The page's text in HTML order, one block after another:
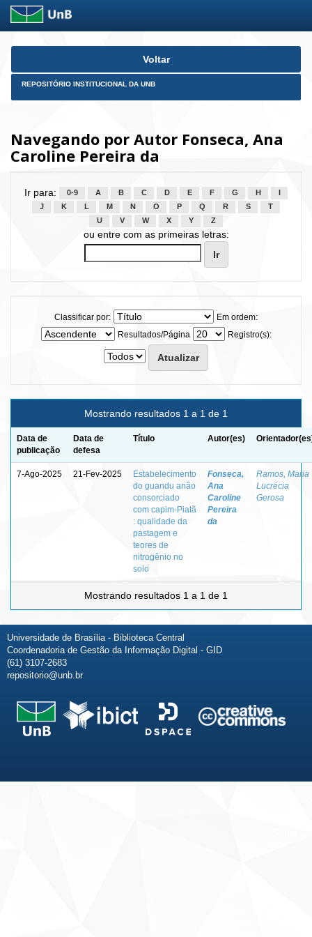
Skip
Voltar
REPOSITÓRIO INSTITUCIONAL DA UNB
Navegando por Autor Fonseca, Ana
Caroline Pereira da
Ir para: 0-9 A B C D E F G H
J
K L M N O P Q R S
T
U
V W X Y Z
ou entre com as primeiras letras:
Classificar por:
Em ordem:
Resultados/Página
Registro(s):
Mostrando resultados 1 a 1 de 1
Data de
publicação
Data de
defesa
Título Autor(es)
7-Ago-2025 21-Fev-2025
Estabelecimento
do guandu anão
consorciado
com capim-Piatã
: qualidade da
pastagem e
teores de
nitrogênio no
solo
Fonseca,
Ana
Caroline
Pereira
da
Ramos, Maria
Lucrécia
Gerosa
Mostrando resultados 1 a 1 de 1
Universidade de Brasília - Biblioteca Central
Coordenadoria de Gestão da Informação Digital - GID
(61) 3107-2683
repositorio@unb.br